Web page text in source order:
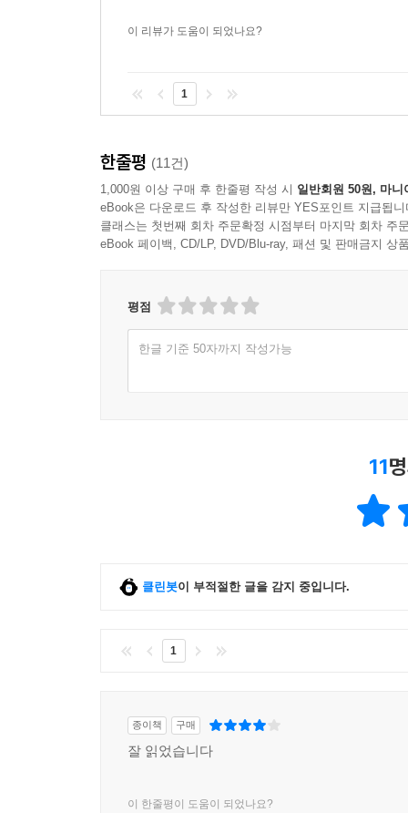
이 리뷰가 도움이 되었나요?
1
한줄평 (11건)
1,000원 이상 구매 후 한줄평 작성 시 일반회원 50원, 마니
eBook은 다운로드 후 작성한 리뷰만 YES포인트 지급됩니
클래스는 첫번째 회차 주문확정 시점부터 마지막 회차 주
eBook 페이백, CD/LP, DVD/Blu-ray, 패션 및 판매금지 상
평점
한글 기준 50자까지 작성가능
11
클린봇이 부적절한 글을 감지 중입니다.
1
종이책 구매
잘 읽었습니다
이 한줄평이 도움이 되었나요?